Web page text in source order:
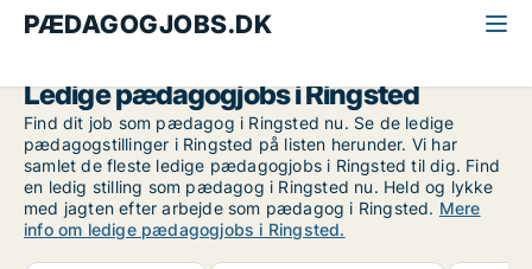
PÆDAGOGJOBS.DK
Ledige pædagogjobs i Ringsted
Find dit job som pædagog i Ringsted nu. Se de ledige
pædagogstillinger i Ringsted på listen herunder. Vi har
samlet de fleste ledige pædagogjobs i Ringsted til dig. Find
en ledig stilling som pædagog i Ringsted nu. Held og lykke
med jagten efter arbejde som pædagog i Ringsted. Mere
info om ledige pædagogjobs i Ringsted.